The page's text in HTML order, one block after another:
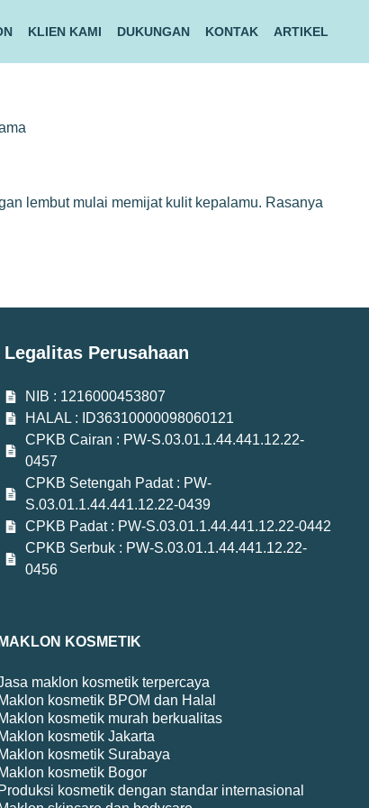
KLIEN KAMI DUKUNGAN KONTAK ARTIKEL
lembut mulai memijat kulit kepalamu. Rasanya
Legalitas Perusahaan
NIB : 1216000453807
HALAL : ID36310000098060121
CPKB Cairan : PW-S.03.01.1.44.441.12.22-
0457
CPKB Setengah Padat : PW-
S.03.01.1.44.441.12.22-0439
CPKB Padat : PW-S.03.01.1.44.441.12.22-0442
CPKB Serbuk : PW-S.03.01.1.44.441.12.22-
0456
MAKLON KOSMETIK
maklon kosmetik terpercaya
Maklon kosmetik BPOM dan Halal
Maklon kosmetik murah berkualitas
Maklon kosmetik Jakarta
Maklon kosmetik Surabaya
Maklon kosmetik Bogor
Produksi kosmetik dengan standar internasional